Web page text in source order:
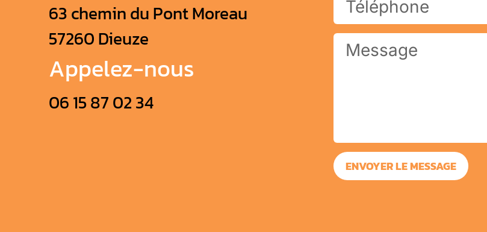
63 chemin du Pont Moreau
57260 Dieuze
Appelez-nous
06 15 87 02 34
ENVOYER LE MESSAGE